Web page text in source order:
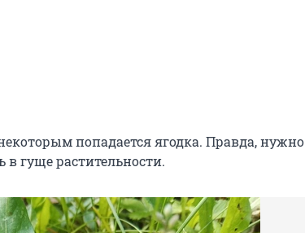
попадается ягодка. Правда, нужно
в гуще растительности.